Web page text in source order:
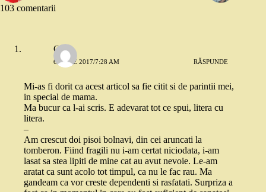
103 comentarii
O.
6 IUNIE 2017/7:28 AM RĂSPUNDE
Mi-as fi dorit ca acest articol sa fie citit si de parintii mei,
in special de mama.
Ma bucur ca l-ai scris. E adevarat tot ce spui, litera cu
litera.
–
Am crescut doi pisoi bolnavi, din cei aruncati la
tomberon. Fiind fragili nu i-am certat niciodata, i-am
lasat sa stea lipiti de mine cat au avut nevoie. Le-am
aratat ca sunt acolo tot timpul, ca nu le fac rau. Ma
gandeam ca vor creste dependenti si rasfatati. Surpriza a